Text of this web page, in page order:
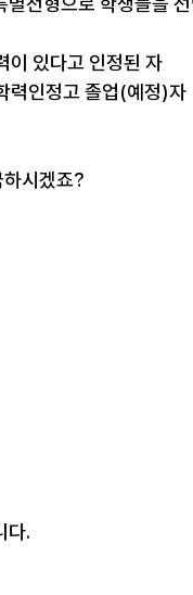
이 있다고 인정된 자
력인정고 졸업(예정)자
시겠죠?
다.